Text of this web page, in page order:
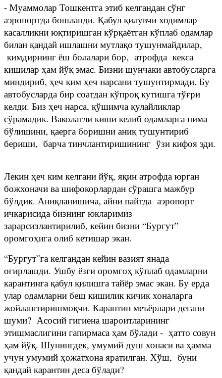
- Муаммолар Тошкентга этиб келгандан сўнг
аэропортда бошланди. Қабул қилувчи ходимлар
касалликни юқтиришган кўрқаётган кўплаб одамлар
билан қандай ишлашни мутлақо тушунмайдилар,
кимдирнинг ёш болалари бор, атрофда кекса
кишилар ҳам йўқ эмас. Бизни шунчаки автобусларга
миндириб, ҳеч ким ҳеч нарсани тушунтирмади. Бу
автобусларда бир соатдан кўпроқ кутишга тўғри
келди. Биз ҳеч нарса, қўшимча қулайликлар
сўрамадик. Ваколатли киши келиб одамларга нима
бўлишини, қаерга боришни аниқ тушунтириб
бериши, барча тинчлантиришининг ўзи кифоя эди.
Лекин ҳеч ким келгани йўқ, яқин атрофда юрган
божхоначи ва шифокорлардан сўрашга мажбур
бўлдик. Аниқланишича, айни пайтда аэропорт
ичкарисида бизнинг юкларимиз
зарарсизлантирилиб, кейин бизни “Бургут”
оромгоҳига олиб кетишар экан.
“Бургут”га келгандан кейин вазият янада
оғирлашди. Ушбу ёзги оромгоҳ кўплаб одамларни
карантинга қабул қилишга тайёр эмас экан. Бу ерда
улар одамларни беш кишилик кичик хоналарга
жойлаштиришмоқчи. Карантин меъёрлари дегани
шуми? Асосий гигиена шароитларининг
этишмаслигини гапирмаса ҳам бўлади - ҳатто совун
ҳам йўқ. Шунингдек, умумий душ хонаси ва ҳамма
учун умумий ҳожатхона яратилган. Хўш, буни
қандай карантин деса бўлади?